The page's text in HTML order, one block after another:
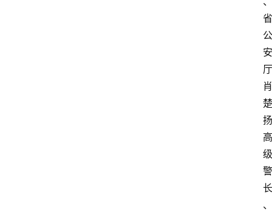
省
公
安
厅
肖
楚
扬
高
级
警
长
、